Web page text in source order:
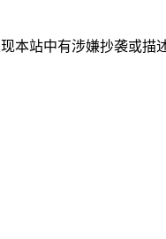
本站中有涉嫌抄袭或描